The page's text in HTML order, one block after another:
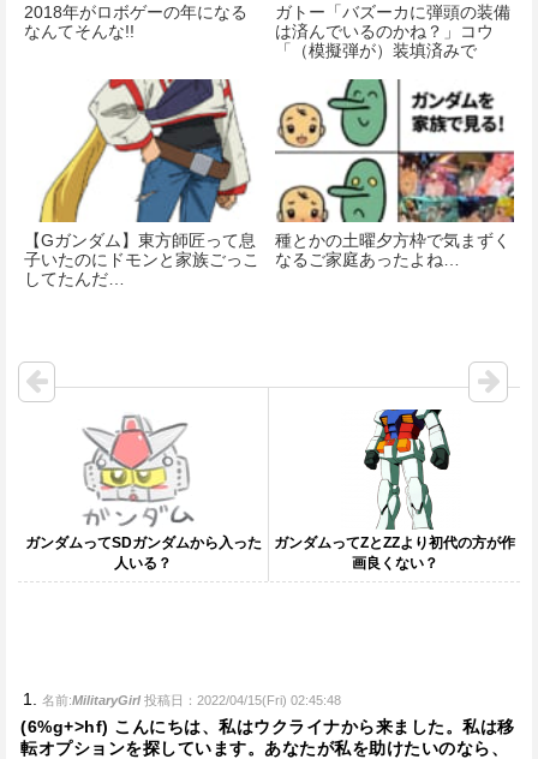
2018年がロボゲーの年になる
なんてそんな!!
ガトー「バズーカに弾頭の装備
は済んでいるのかね？」コウ
「（模擬弾が）装填済みで
【Gガンダム】東方師匠って息
子いたのにドモンと家族ごっこ
してたんだ…
種とかの土曜夕方枠で気まずく
なるご家庭あったよね…
ガンダムってSDガンダムから入った
人いる？
ガンダムってZとZZより初代の方が作
画良くない？
名前:MilitaryGirl 投稿日：2022/04/15(Fri) 02:45:48
(6%g+>hf) こんにちは、私はウクライナから来ました。私は移
転オプションを探しています。あなたが私を助けたいのなら、